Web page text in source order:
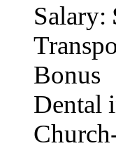
Salary:
Bonus
Dental